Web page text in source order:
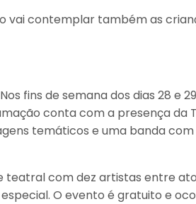
contemplar também as
fins de semana dos dias 28 e
conta com a presença
temáticos e uma banda
teatral com dez artistas entre
O evento é gratuito e